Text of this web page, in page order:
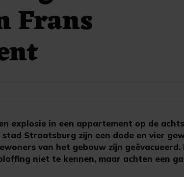
Frans
explosie in een appartement op de
Straatsburg zijn een dode en vier
van het gebouw zijn
niet te kennen, maar achten een